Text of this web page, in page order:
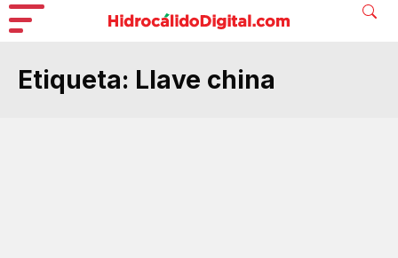
Etiqueta: Llave china